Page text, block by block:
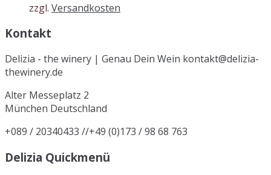
zzgl. Versandkosten
Kontakt
Delizia - the winery | Genau Dein Wein kontakt@delizia-
thewinery.de
Alter Messeplatz 2
München Deutschland
+089 / 20340433 //+49 (0)173 / 98 68 763
Delizia Quickmenü